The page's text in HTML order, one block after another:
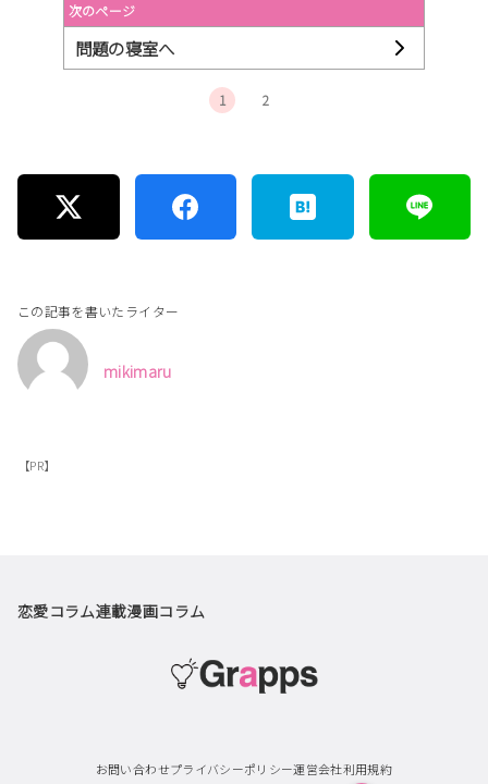
次のページ
問題の寝室へ
1 2
この記事を書いたライター
mikimaru
【PR】
恋愛コラム連載漫画コラム
お問い合わせプライバシーポリシー運営会社利用規約